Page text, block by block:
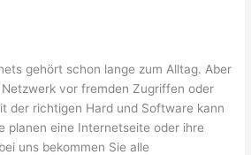
gehört schon lange zum Alltag. Aber
vor fremden Zugriffen oder
der richtigen Hard und Software kann
planen eine Internetseite oder ihre
uns bekommen Sie alle